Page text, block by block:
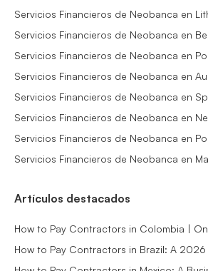
Servicios Financieros de Neobanca en
Servicios Financieros de Neobanca en
Servicios Financieros de Neobanca en
Servicios Financieros de Neobanca en
Servicios Financieros de Neobanca en
Servicios Financieros de Neobanca en
Servicios Financieros de Neobanca en
Servicios Financieros de Neobanca en
Artículos destacados
How to Pay Contractors in Colombia |
How to Pay Contractors in Brazil: A 2026